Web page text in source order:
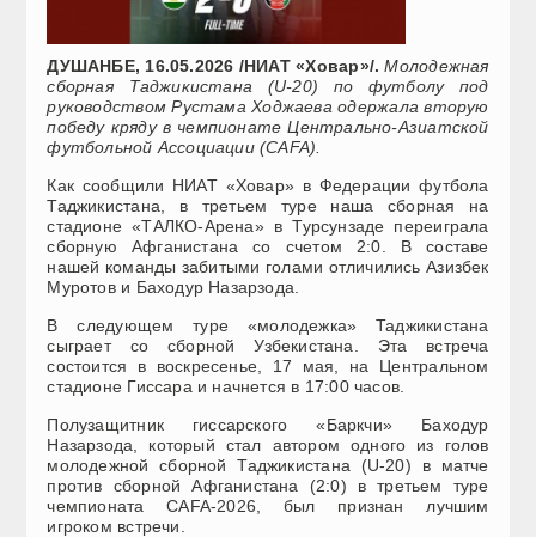
ДУШАНБЕ, 16.05.2026 /НИАТ «Ховар»/. Молодежная
сборная Таджикистана (U-20) по футболу под
руководством Рустама Ходжаева одержала вторую
победу кряду в чемпионате Центрально-Азиатской
футбольной Ассоциации (CAFA).
Как сообщили НИАТ «Ховар» в Федерации футбола
Таджикистана, в третьем туре наша сборная на
стадионе «ТАЛКО-Арена» в Турсунзаде переиграла
сборную Афганистана со счетом 2:0. В составе
нашей команды забитыми голами отличились Азизбек
Муротов и Баходур Назарзода.
В следующем туре «молодежка» Таджикистана
сыграет со сборной Узбекистана. Эта встреча
состоится в воскресенье, 17 мая, на Центральном
стадионе Гиссара и начнется в 17:00 часов.
Полузащитник гиссарского «Баркчи» Баходур
Назарзода, который стал автором одного из голов
молодежной сборной Таджикистана (U-20) в матче
против сборной Афганистана (2:0) в третьем туре
чемпионата CAFA-2026, был признан лучшим
игроком встречи.